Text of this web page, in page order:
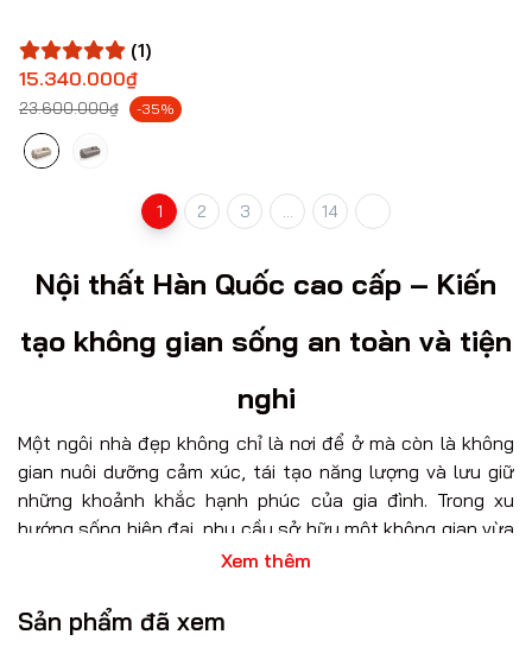
(1)
15.340.000₫
23.600.000₫ -35%
1 2 3 ... 14
Nội thất Hàn Quốc cao cấp – Kiến
tạo không gian sống an toàn và tiện
nghi
Một ngôi nhà đẹp không chỉ là nơi để ở mà còn là không
gian nuôi dưỡng cảm xúc, tái tạo năng lượng và lưu giữ
những khoảnh khắc hạnh phúc của gia đình. Trong xu
hướng sống hiện đại, nhu cầu sở hữu một không gian vừa
sang trọng, tinh giản vừa an toàn cho sức khỏe ngày
Nội thất Hàn Quốc Jang In mang đến giải pháp hoàn thiện
Xem thêm
Sản phẩm đã xem